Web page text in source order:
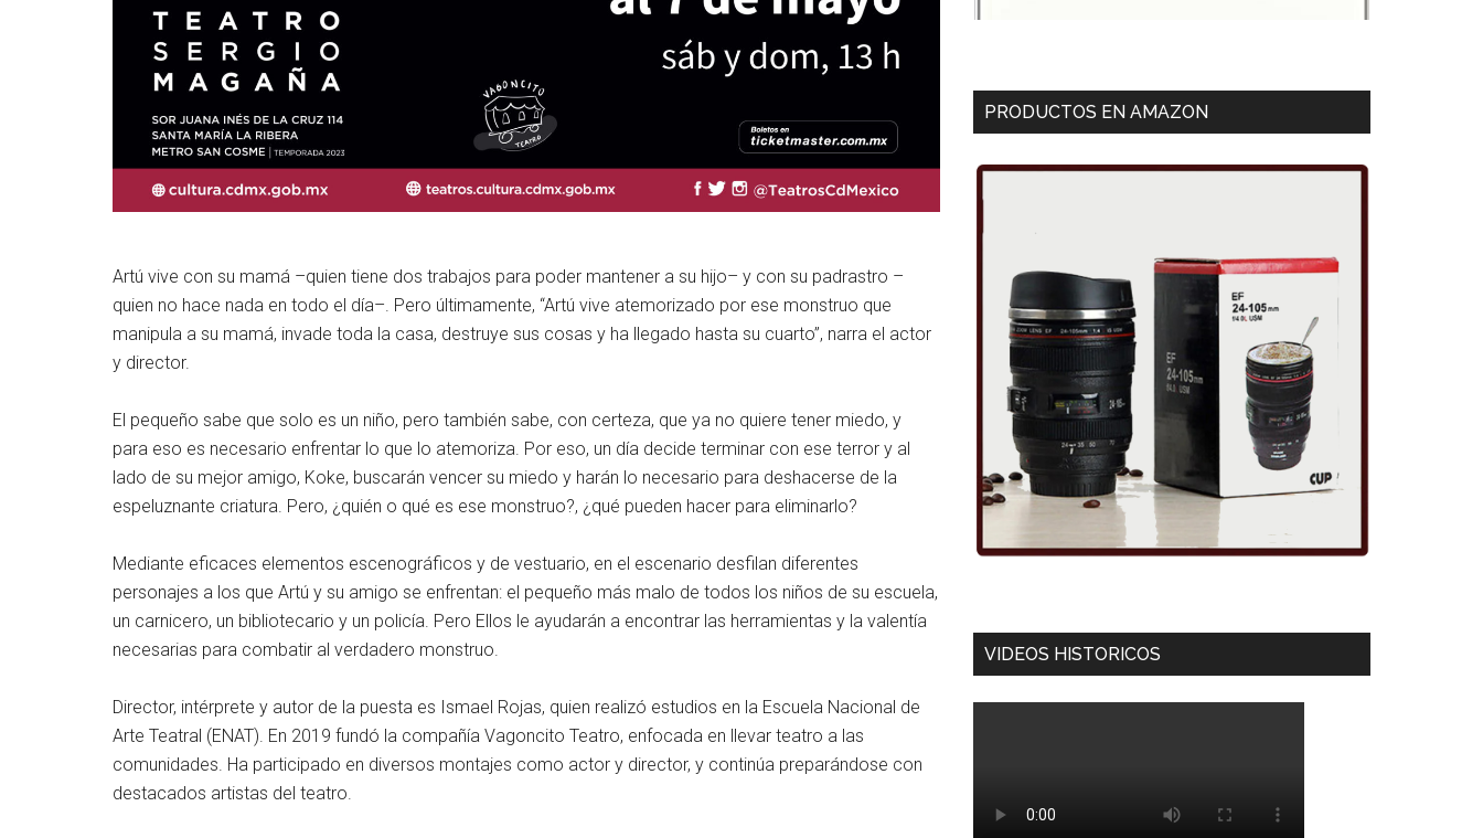
Artú vive con su mamá –quien tiene dos trabajos para poder mantener a su hijo– y con su padrastro –
quien no hace nada en todo el día–. Pero últimamente, “Artú vive atemorizado por ese monstruo que
manipula a su mamá, invade toda la casa, destruye sus cosas y ha llegado hasta su cuarto”, narra el actor
y director.
El pequeño sabe que solo es un niño, pero también sabe, con certeza, que ya no quiere tener miedo, y
para eso es necesario enfrentar lo que lo atemoriza. Por eso, un día decide terminar con ese terror y al
lado de su mejor amigo, Koke, buscarán vencer su miedo y harán lo necesario para deshacerse de la
espeluznante criatura. Pero, ¿quién o qué es ese monstruo?, ¿qué pueden hacer para eliminarlo?
Mediante eficaces elementos escenográficos y de vestuario, en el escenario desfilan diferentes
personajes a los que Artú y su amigo se enfrentan: el pequeño más malo de todos los niños de su escuela,
un carnicero, un bibliotecario y un policía. Pero Ellos le ayudarán a encontrar las herramientas y la valentía
necesarias para combatir al verdadero monstruo.
Director, intérprete y autor de la puesta es Ismael Rojas, quien realizó estudios en la Escuela Nacional de
Arte Teatral (ENAT). En 2019 fundó la compañía Vagoncito Teatro, enfocada en llevar teatro a las
comunidades. Ha participado en diversos montajes como actor y director, y continúa preparándose con
destacados artistas del teatro.
PRODUCTOS EN AMAZON
VIDEOS HISTORICOS